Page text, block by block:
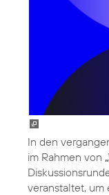
In den
im Rahmen von
veranstaltet, um